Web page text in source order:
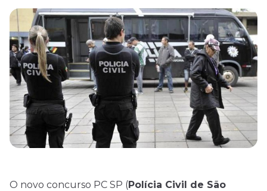
de janeiro. De acordo com Dian, a realização
dos certames ...
O novo concurso PC SP (Polícia Civil de São